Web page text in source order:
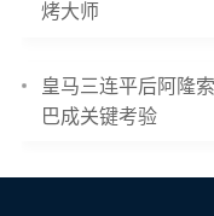
烤大师
皇马三连平后阿隆
巴成关键考验